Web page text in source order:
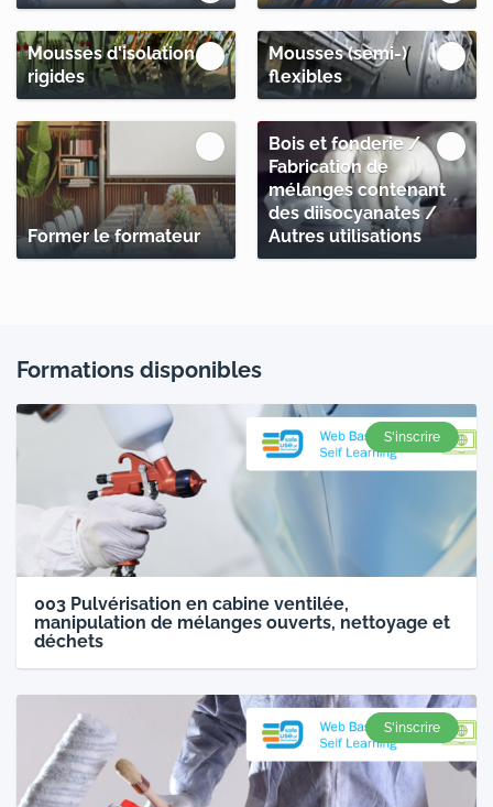
Mousses d'isolation
rigides
Mousses (semi-)
flexibles
Former le formateur
Bois et fonderie /
Fabrication de
mélanges contenant
des diisocyanates /
Autres utilisations
Formations disponibles
S'inscrire
003 Pulvérisation en cabine ventilée,
manipulation de mélanges ouverts, nettoyage et
déchets
S'inscrire